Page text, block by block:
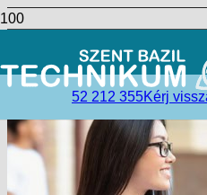
52 212 355Kérj
ÉRDEKEL A